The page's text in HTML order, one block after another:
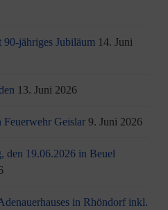
jähriges Jubiläum 14. Juni
13. Juni 2026
Geislar 9. Juni 2026
den 19.06.2026 in Beuel
in Rhöndorf inkl.